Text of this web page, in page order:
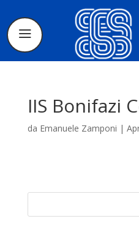
I
IIS Bonifazi
da Emanuele Zamponi |